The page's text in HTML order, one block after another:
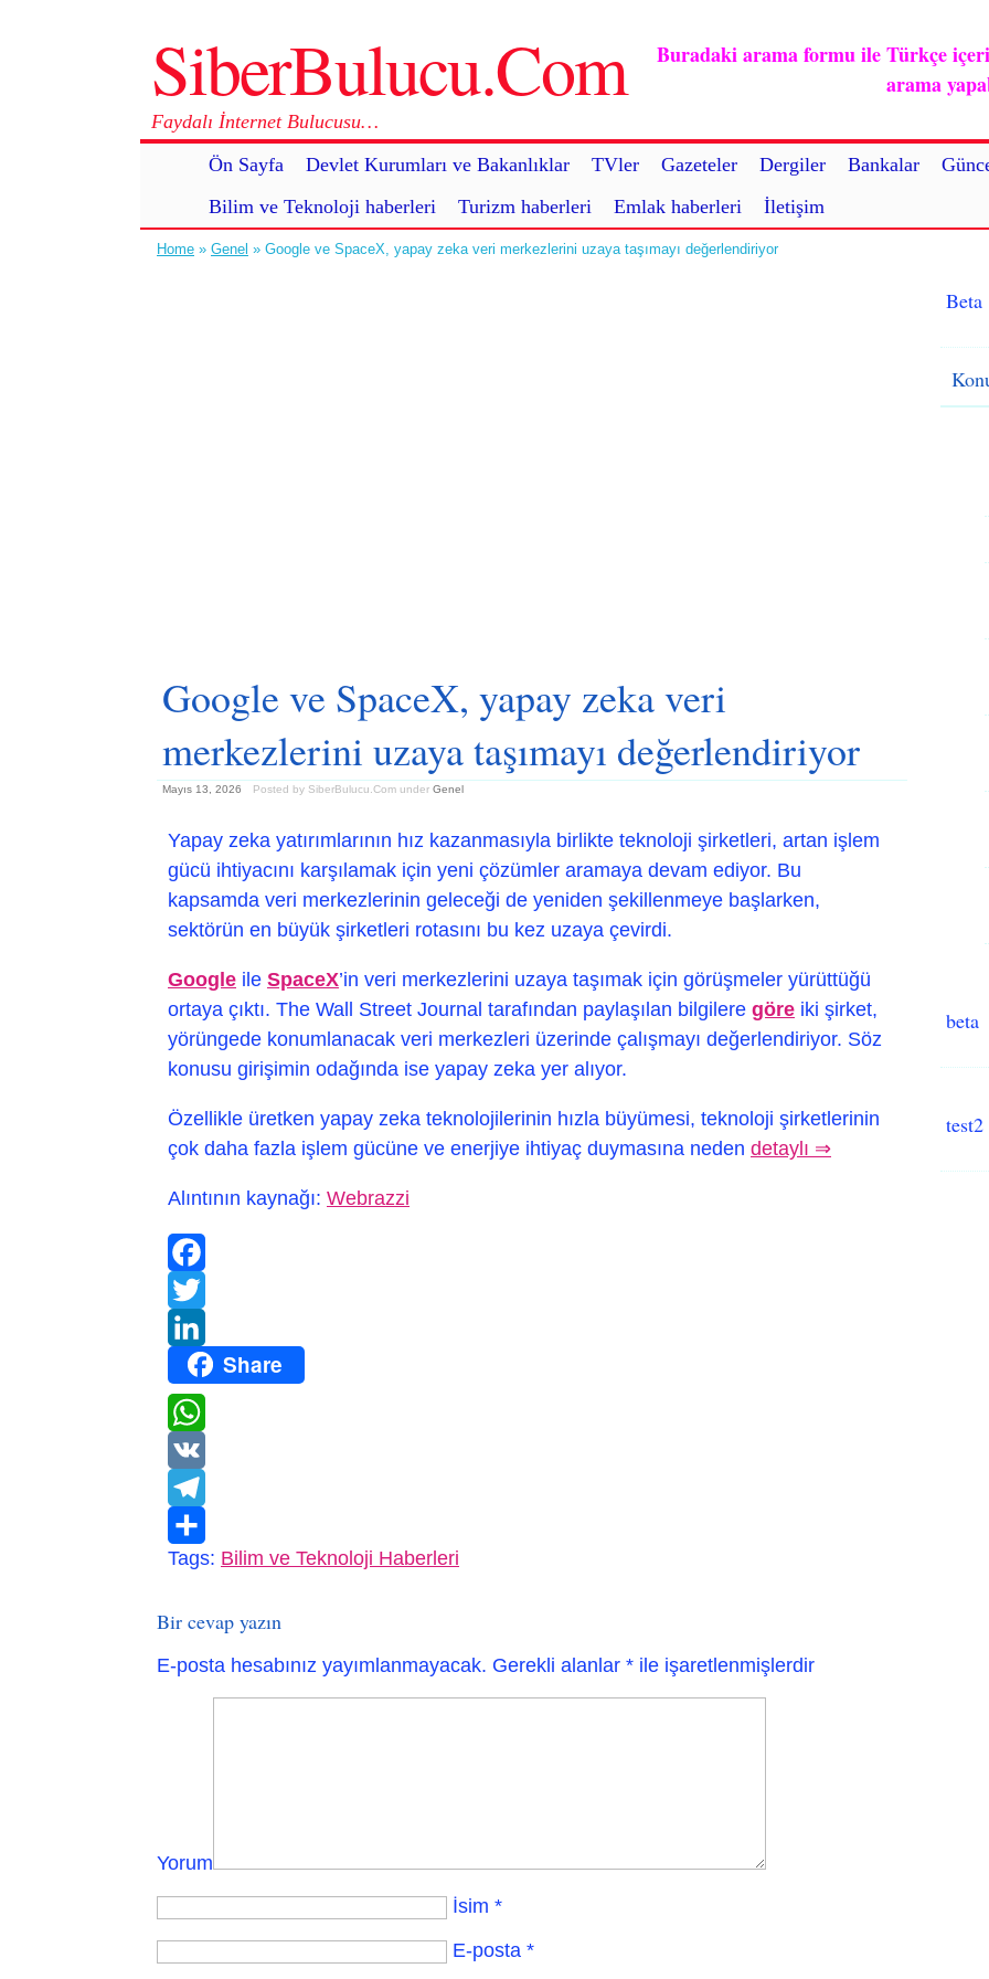
SiberBulucu.Com
Faydalı İnternet Bulucusu…
Ön Sayfa
Devlet Kurumları ve Bakanlıklar TVler Gazeteler Dergiler Bankalar
Bilim ve Teknoloji haberleri
Turizm haberleri Emlak haberleri İletişim
Buradaki arama formu ile Türkçe
arama
Home » Genel » Google ve SpaceX, yapay zeka veri merkezlerini uzaya taşımayı değerlendiriyor
Google ve SpaceX, yapay zeka veri
merkezlerini uzaya taşımayı değerlendiriyor
Mayıs 13, 2026 Posted by SiberBulucu.Com under Genel
Yapay zeka yatırımlarının hız kazanmasıyla birlikte teknoloji şirketleri, artan işlem
gücü ihtiyacını karşılamak için yeni çözümler aramaya devam ediyor. Bu
kapsamda veri merkezlerinin geleceği de yeniden şekillenmeye başlarken,
sektörün en büyük şirketleri rotasını bu kez uzaya çevirdi.
Google ile SpaceX’in veri merkezlerini uzaya taşımak için görüşmeler yürüttüğü
ortaya çıktı. The Wall Street Journal tarafından paylaşılan bilgilere göre iki şirket,
yörüngede konumlanacak veri merkezleri üzerinde çalışmayı değerlendiriyor. Söz
konusu girişimin odağında ise yapay zeka yer alıyor.
Özellikle üretken yapay zeka teknolojilerinin hızla büyümesi, teknoloji şirketlerinin
çok daha fazla işlem gücüne ve enerjiye ihtiyaç duymasına neden detaylı ⇒
Alıntının kaynağı: Webrazzi
Facebook
Twitter
LinkedInShare
WhatsApp
VK
Telegram
Paylaş
Tags: Bilim ve Teknoloji Haberleri
Bir cevap yazın
E-posta hesabınız yayımlanmayacak. Gerekli alanlar * ile işaretlenmişlerdir
Yorum
İsim *
E-posta *
Beta
beta
test2